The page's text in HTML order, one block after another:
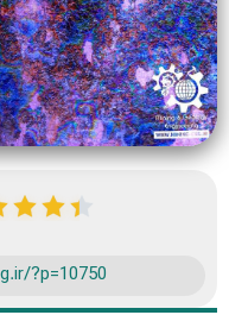
?p=10750